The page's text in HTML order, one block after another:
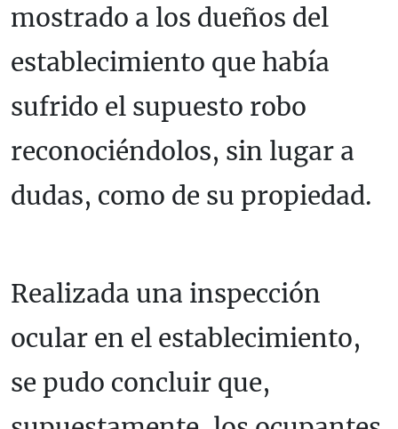
mostrado a los dueños del
establecimiento que había
sufrido el supuesto robo
reconociéndolos, sin lugar a
dudas, como de su propiedad.
Realizada una inspección
ocular en el establecimiento,
se pudo concluir que,